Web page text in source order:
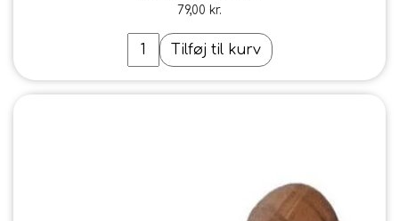
79,00 kr.
Tilføj til kurv